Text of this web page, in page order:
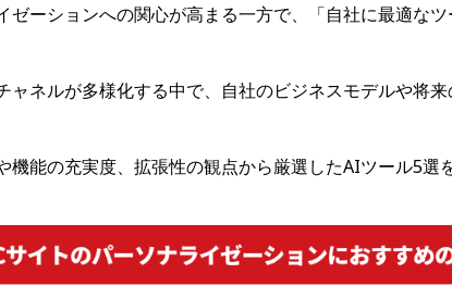
ゼーションへの関心が高まる一方で、「自社に最適な
ャネルが多様化する中で、自社のビジネスモデルや将
機能の充実度、拡張性の観点から厳選したAIツール5選